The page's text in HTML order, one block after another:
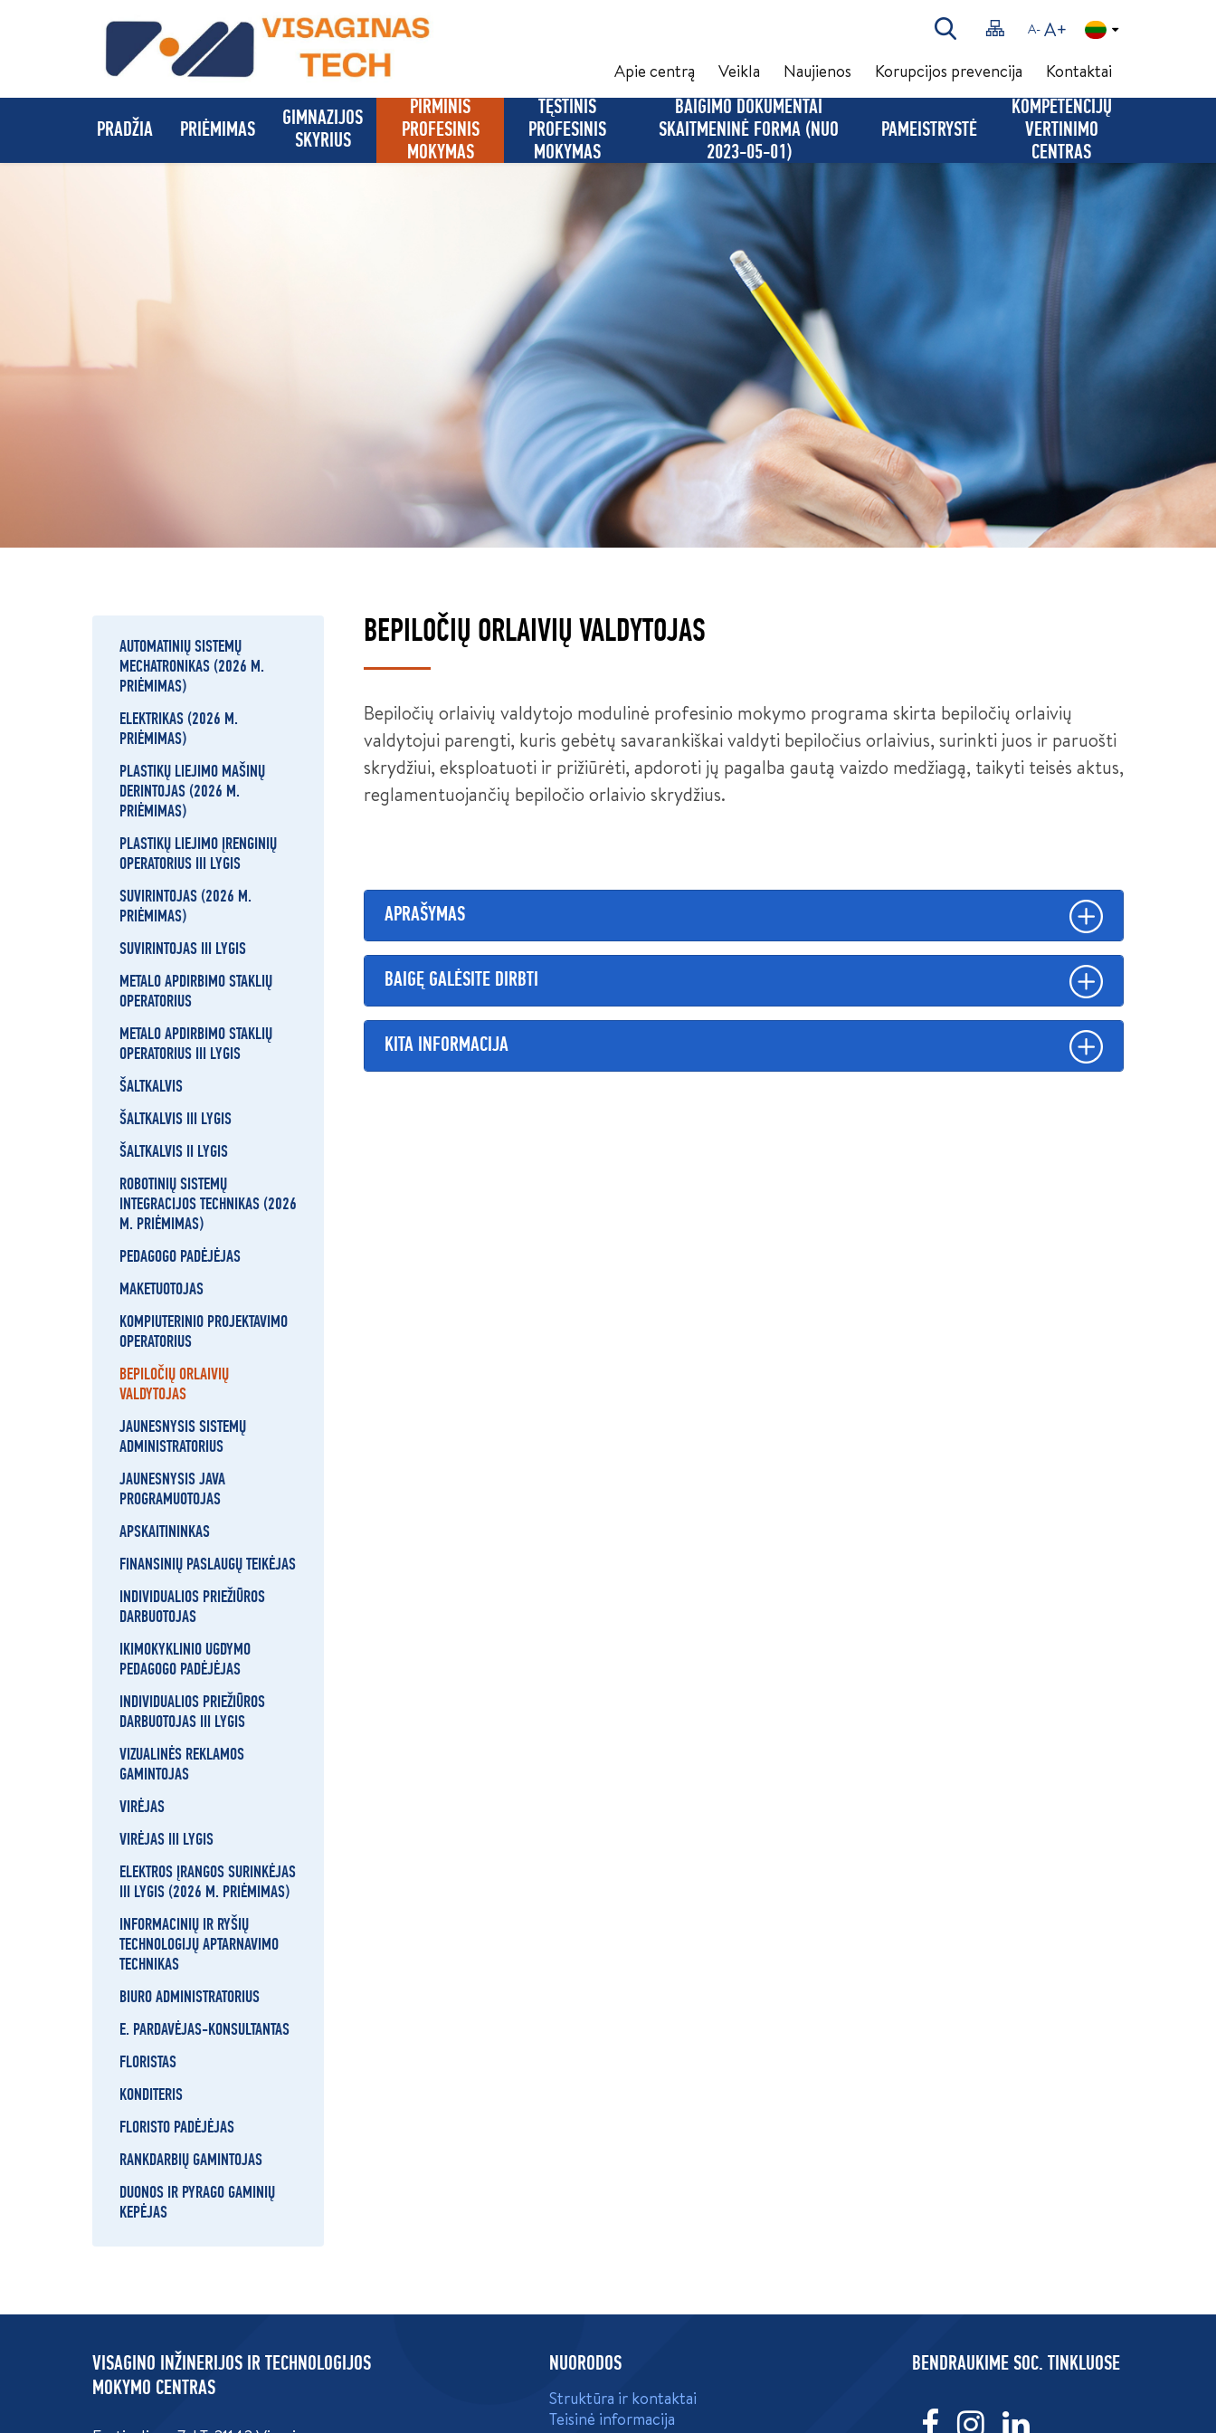
A- A+
PRADŽIA PRIĖMIMAS
GIMNAZIJOS
SKYRIUS
PIRMINIS
PROFESINIS
MOKYMAS
TĘSTINIS
PROFESINIS
MOKYMAS
BAIGIMO DOKUMENTAI
SKAITMENINĖ FORMA (NUO
2023-05-01)
PAMEISTRYSTĖ
KOMPETENCIJŲ
VERTINIMO
CENTRAS
Apie centrą Veikla Naujienos Korupcijos prevencija Kontaktai
AUTOMATINIŲ SISTEMŲ
MECHATRONIKAS (2026 M.
PRIĖMIMAS)
ELEKTRIKAS (2026 M.
PRIĖMIMAS)
PLASTIKŲ LIEJIMO MAŠINŲ
DERINTOJAS (2026 M.
PRIĖMIMAS)
PLASTIKŲ LIEJIMO ĮRENGINIŲ
OPERATORIUS III LYGIS
SUVIRINTOJAS (2026 M.
PRIĖMIMAS)
SUVIRINTOJAS III LYGIS
METALO APDIRBIMO STAKLIŲ
OPERATORIUS
METALO APDIRBIMO STAKLIŲ
OPERATORIUS III LYGIS
ŠALTKALVIS
ŠALTKALVIS III LYGIS
ŠALTKALVIS II LYGIS
ROBOTINIŲ SISTEMŲ
INTEGRACIJOS TECHNIKAS (2026
M. PRIĖMIMAS)
PEDAGOGO PADĖJĖJAS
MAKETUOTOJAS
KOMPIUTERINIO PROJEKTAVIMO
OPERATORIUS
BEPILOČIŲ ORLAIVIŲ
VALDYTOJAS
JAUNESNYSIS SISTEMŲ
ADMINISTRATORIUS
JAUNESNYSIS JAVA
PROGRAMUOTOJAS
APSKAITININKAS
FINANSINIŲ PASLAUGŲ TEIKĖJAS
INDIVIDUALIOS PRIEŽIŪROS
DARBUOTOJAS
IKIMOKYKLINIO UGDYMO
PEDAGOGO PADĖJĖJAS
INDIVIDUALIOS PRIEŽIŪROS
DARBUOTOJAS III LYGIS
VIZUALINĖS REKLAMOS
GAMINTOJAS
VIRĖJAS
VIRĖJAS III LYGIS
ELEKTROS ĮRANGOS SURINKĖJAS
III LYGIS (2026 M. PRIĖMIMAS)
INFORMACINIŲ IR RYŠIŲ
TECHNOLOGIJŲ APTARNAVIMO
TECHNIKAS
BIURO ADMINISTRATORIUS
E. PARDAVĖJAS-KONSULTANTAS
FLORISTAS
KONDITERIS
FLORISTO PADĖJĖJAS
RANKDARBIŲ GAMINTOJAS
DUONOS IR PYRAGO GAMINIŲ
KEPĖJAS
BEPILOČIŲ ORLAIVIŲ VALDYTOJAS
Bepiločių orlaivių valdytojo modulinė profesinio mokymo programa skirta bepiločių orlaivių
valdytojui parengti, kuris gebėtų savarankiškai valdyti bepiločius orlaivius, surinkti juos ir paruošti
skrydžiui, eksploatuoti ir prižiūrėti, apdoroti jų pagalba gautą vaizdo medžiagą, taikyti teisės aktus,
reglamentuojančių bepiločio orlaivio skrydžius.
APRAŠYMAS
BAIGĘ GALĖSITE DIRBTI
KITA INFORMACIJA
VISAGINO INŽINERIJOS IR TECHNOLOGIJOS
MOKYMO CENTRAS
NUORODOS
Struktūra ir kontaktai
Teisinė informacija
BENDRAUKIME SOC. TINKLUOSE